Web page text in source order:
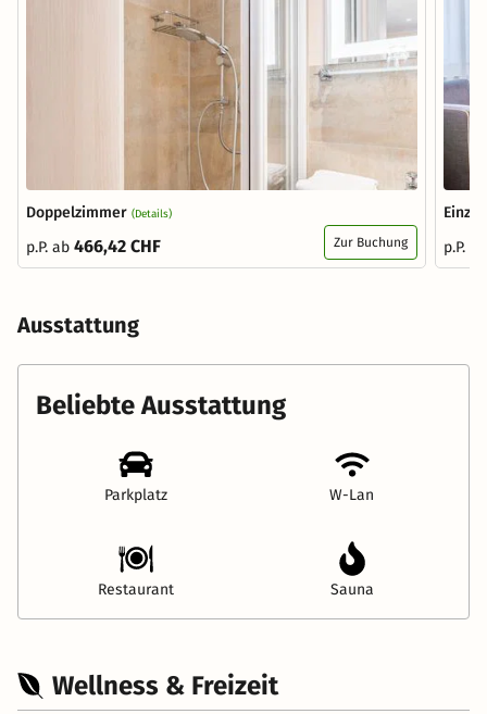
Doppelzimmer (Details)
p.P. ab 466,42 CHF Zur Buchung
p.P.
Ausstattung
Beliebte Ausstattung
Parkplatz W-Lan
Restaurant Sauna
Wellness & Freizeit